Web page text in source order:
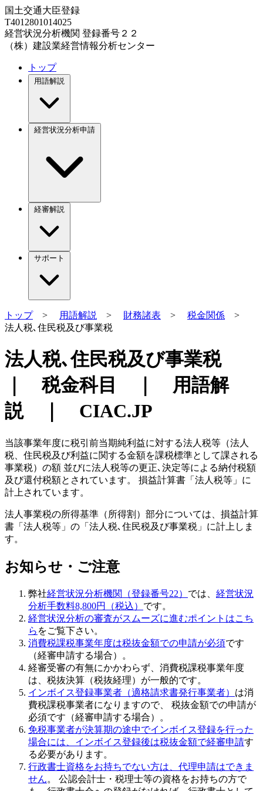
国土交通大臣登録
T4012801014025
経営状況分析機関 登録番号２２
（株）建設業経営情報分析センター
トップ
用語解説
経営状況分析申請
経審解説
サポート
トップ> 用語解説 > 財務諸表 > 税金関係 >
法人税､住民税及び事業税
法人税､住民税及び事業税
｜ 税金科目 ｜ 用語解
説 ｜ CIAC.JP
当該事業年度に税引前当期純利益に対する法人税等（法人
税、住民税及び利益に関する金額を課税標準として課される
事業税）の額 並びに法人税等の更正､決定等による納付税額
及び還付税額とされています。 損益計算書「法人税等」に
計上されています。
法人事業税の所得基準（所得割）部分については、損益計算
書「法人税等」の「法人税､住民税及び事業税」に計上しま
す。
お知らせ・ご注意
弊社経営状況分析機関（登録番号22） では、 経営状況
分析手数料8,800円（税込） です。
経営状況分析の審査がスムーズに進むポイントはこち
ら をご覧下さい。
消費税課税事業年度は税抜金額での申請が必須です
（経審申請する場合）。
経審受審の有無にかかわらず、消費税課税事業年度
は、税抜決算（税抜経理）が一般的です。
インボイス登録事業者（適格請求書発行事業者） は消
費税課税事業者になりますので、 税抜金額での申請が
必須です（経審申請する場合）。
免税事業者が決算期の途中でインボイス登録を行った
場合には、インボイス登録後は税抜金額で経審申請す
る必要があります。
行政書士資格をお持ちでない方は、代理申請はできま
せん。 公認会計士・税理士等の資格をお持ちの方で